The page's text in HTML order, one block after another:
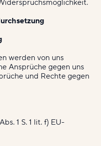
werden von uns
Ansprüche gegen uns
und Rechte gegen
1 S. 1 lit. f) EU-